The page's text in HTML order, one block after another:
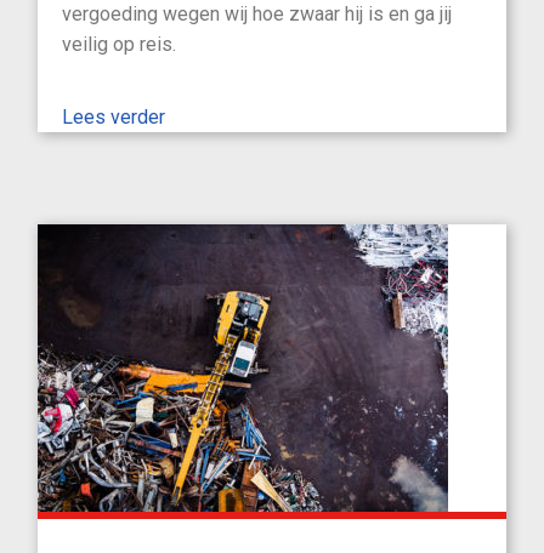
vergoeding wegen wij hoe zwaar hij is en ga jij
veilig op reis.
Lees verder